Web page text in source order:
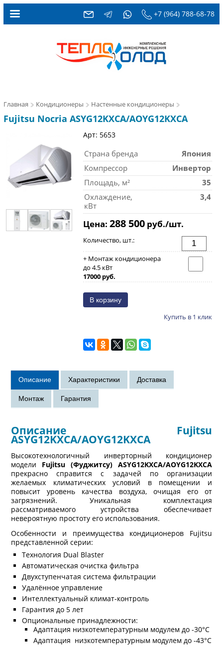
+7 (964) 788-68-78
Главная Кондиционеры Настенные кондиционеры
Fujitsu Nocria ASYG12KXCA/AOYG12KXCA
Арт: 5653
Страна бренда
Япония
Компрессор
Инвертор
Площадь, м²
35
Охлаждение,
кВт
3,4
Цена: 288 500руб./шт.
Количество, шт.:
+ Монтаж кондиционера
до 4.5 кВт
17000 руб.
Купить в 1 клик
Описание Fujitsu
ASYG12KXCA/AOYG12KXCA
Высокотехнологичный инверторный кондиционер
модели Fujitsu (Фуджитсу) ASYG12KXCA/AOYG12KXCA
прекрасно справится с задачей по организации
желаемых климатических условий в помещении и
повысит уровень качества воздуха, очищая его от
загрязнений. Уникальная комплектация
рассматриваемого устройства обеспечивает
невероятную простоту его использования.
Особенности и преимущества кондиционеров Fujitsu
представленной серии:
Технология Dual Blaster
Автоматическая очистка фильтра
Двухступенчатая система фильтрации
Удалённое управление
Интеллектуальный климат-контроль
Гарантия до 5 лет
Опциональные принадлежности:
Адаптация низкотемпературным модулем до -30°С
Адаптация низкотемпературным модулем до -43°С